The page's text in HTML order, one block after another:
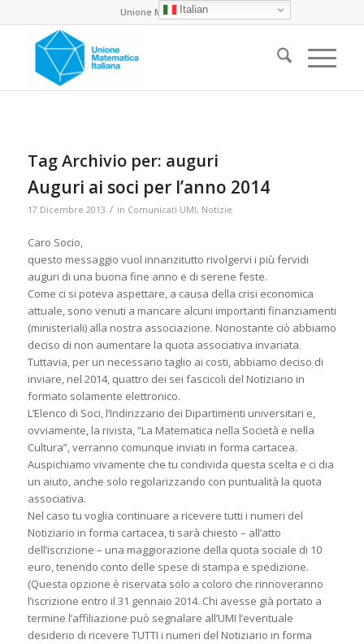
Unione Matematica Italiana
Tag Archivio per: auguri
Auguri ai soci per l’anno 2014
17 Dicembre 2013 / in Comunicati UMI, Notizie
Caro Socio,
questo messaggio vuol innanzitutto rivolgervi i più fervidi
auguri di una buona fine anno e di serene feste.
Come ci si poteva aspettare, a causa della crisi economica
attuale, sono venuti a mancare alcuni importanti finanziamenti
(ministeriali) alla nostra associazione. Nonostante ciò abbiamo
deciso di non aumentare la quota associativa invariata.
Tuttavia, per un necessario taglio ai costi, abbiamo deciso di
inviare, nel 2014, quattro dei sei fascicoli del Notiziario in
formato solamente elettronico.
L’Elenco di Soci, l’Indirizzario dei Dipartimenti universitari e,
ovviamente, la rivista, “La Matematica nella Società e nella
Cultura”, verranno comunque inviati in forma cartacea.
Auspichiamo vivamente che tu condivida questa scelta e ci dia
un aiuto, anche solo regolarizzando con puntualità la quota
associativa.
Nel caso tu voglia continuare a ricevere tutti i numeri del
Notiziario in forma cartacea, ti sarà chiesto – all’atto
dell’iscrizione – una maggiorazione della quota sociale di 10
euro, tenendo conto delle spese di stampa e spedizione.
(Questa opzione è riservata solo a coloro che rinnoveranno
l’iscrizione entro il 31 gennaio 2014. Chi avesse già portato a
termine l’affiliazione può segnalare all’UMI l’eventuale
desiderio di ricevere TUTTI i numeri del Notiziario in forma
Italian